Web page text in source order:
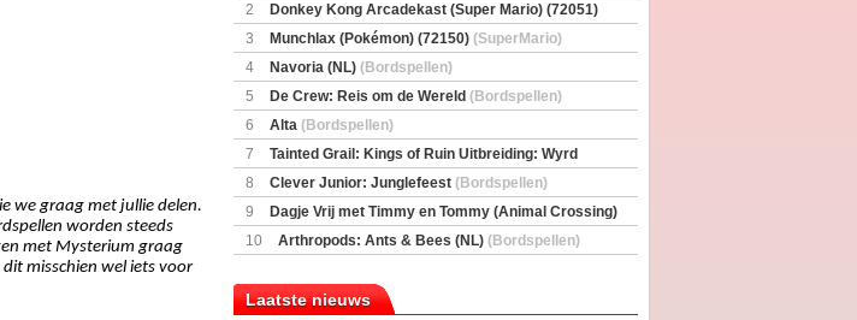
we graag met jullie delen.
worden steeds
met Mysterium graag
misschien wel iets voor
2
Donkey Kong Arcadekast (Super Mario) (72051)
(SuperMario)
3 Munchlax (Pokémon) (72150) (SuperMario)
4
Navoria (NL) (Bordspellen)
5
De Crew: Reis om de Wereld (Bordspellen)
6
Alta (Bordspellen)
7
Tainted Grail: Kings of Ruin Uitbreiding: Wyrd
Encounters(Bordspellen)
8 Clever Junior: Junglefeest (Bordspellen)
9
Dagje Vrij met Timmy en Tommy (Animal Crossing)
(77059)(Ideas)
10 Arthropods: Ants & Bees (NL) (Bordspellen)
Laatste nieuws